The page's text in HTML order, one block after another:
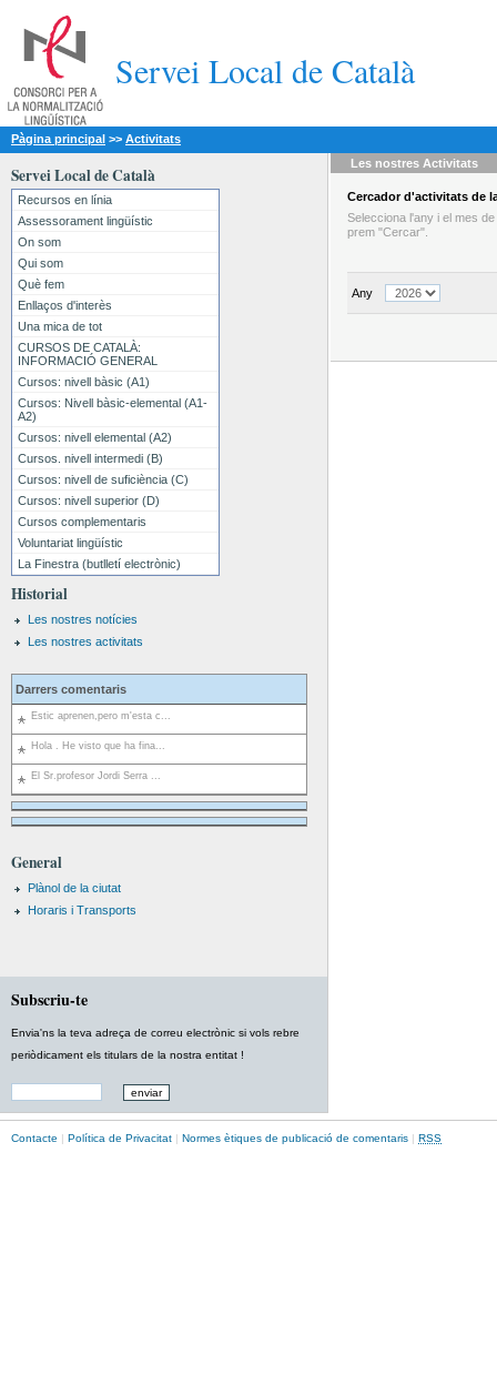
Servei Local de Català
Pàgina principal >> Activitats
Servei Local de Català
Recursos en línia
Assessorament lingüístic
On som
Qui som
Què fem
Enllaços d'interès
Una mica de tot
CURSOS DE CATALÀ:
INFORMACIÓ GENERAL
Cursos: nivell bàsic (A1)
Cursos: Nivell bàsic-elemental (A1-
A2)
Cursos: nivell elemental (A2)
Cursos. nivell intermedi (B)
Cursos: nivell de suficiència (C)
Cursos: nivell superior (D)
Cursos complementaris
Voluntariat lingüístic
La Finestra (butlletí electrònic)
Historial
Les nostres notícies
Les nostres activitats
Darrers comentaris
Estic aprenen,pero m'esta c...
Hola . He visto que ha fina...
El Sr.profesor Jordi Serra ...
General
Plànol de la ciutat
Horaris i Transports
Subscriu-te
Envia'ns la teva adreça de correu electrònic si vols rebre
periòdicament els titulars de la nostra entitat !
Les nostres Activitats
Cercadord'activitats de
Selecciona l'any i el mes
prem "Cercar".
Any
Contacte | Política de Privacitat | Normes ètiques de publicació de comentaris | RSS